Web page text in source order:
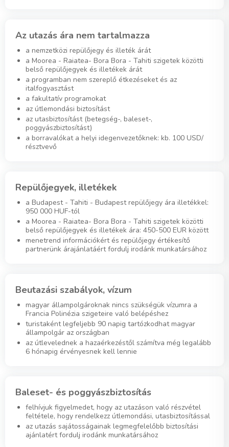
Az utazás ára nem tartalmazza
a nemzetközi repülőjegy és illeték árát
a Moorea - Raiatea- Bora Bora - Tahiti szigetek közötti
belső repülőjegyek és illetékek árát
a programban nem szereplő étkezéseket és az
italfogyasztást
a fakultatív programokat
az útlemondási biztosítást
az utasbiztosítást (betegség-, baleset-,
poggyászbiztosítást)
a borravalókat a helyi idegenvezetőknek: kb. 100 USD/
résztvevő
Repülőjegyek, illetékek
a Budapest - Tahiti - Budapest repülőjegy ára illetékkel:
950 000 HUF-tól
a Moorea - Raiatea- Bora Bora - Tahiti szigetek közötti
belső repülőjegyek és illetékek ára: 450-500 EUR között
menetrend információkért és repülőjegy értékesítő
partnerünk árajánlatáért fordulj irodánk munkatársához
Beutazási szabályok, vízum
magyar állampolgároknak nincs szükségük vízumra a
Francia Polinézia szigeteire való belépéshez
turistaként legfeljebb 90 napig tartózkodhat magyar
állampolgár az országban
az útlevelednek a hazaérkezéstől számítva még legalább
6 hónapig érvényesnek kell lennie
Baleset- és poggyászbiztosítás
felhívjuk figyelmedet, hogy az utazáson való részvétel
feltétele, hogy rendelkezz útlemondási, utasbiztosítással
az utazás sajátosságainak legmegfelelőbb biztosítási
ajánlatért fordulj irodánk munkatársához